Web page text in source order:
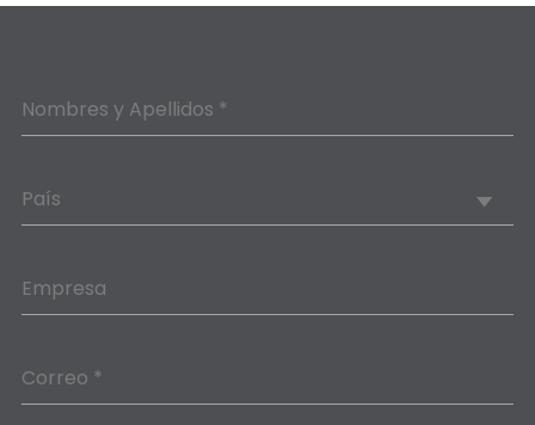
Nombres y Apellidos *
País
Empresa
Correo *